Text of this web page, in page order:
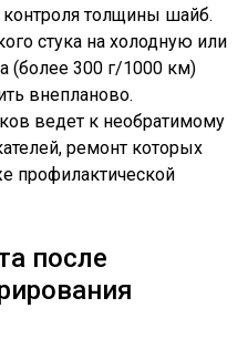
толщины шайб.
стука на холодную или
(более 300 г/1000 км)
внепланово.
ведет к необратимому
ремонт которых
профилактической
после